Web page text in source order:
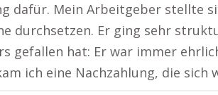
dafür. Mein Arbeitgeber stellte
durchsetzen. Er ging sehr
gefallen hat: Er war immer
ich eine Nachzahlung, die